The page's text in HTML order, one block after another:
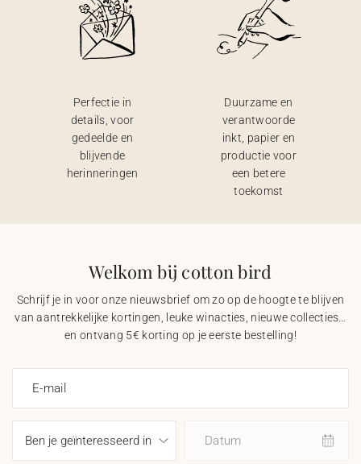
Perfectie in
details, voor
gedeelde en
blijvende
herinneringen
Duurzame en
verantwoorde
inkt, papier en
productie voor
een betere
toekomst
Welkom bij cotton bird
Schrijf je in voor onze nieuwsbrief om zo op de hoogte te blijven
van aantrekkelijke kortingen, leuke winacties, nieuwe collecties…
en ontvang 5€ korting op je eerste bestelling!
E-mail
Datum